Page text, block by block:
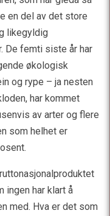
en del av det store
likegyldig
De femti siste år har
økologisk
og rype – ja nesten
har kommet
av arter og flere
som helhet er
ingen har klart å
med. Hva er det som